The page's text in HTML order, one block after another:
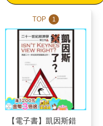
TOP 1
【電子書】凱因斯錯